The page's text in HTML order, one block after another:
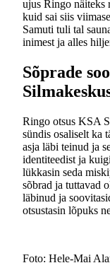
ujus Ringo näiteks
kuid sai siis
Samuti tuli tal
inimest ja alles
Sõprade
Ringo otsus KSA
sündis osaliselt ka
asja läbi teinud ja
identiteedist ja
lükkasin seda
sõbrad ja tuttavad
läbinud ja
otsustasin lõpuks
Foto: Hele-Mai